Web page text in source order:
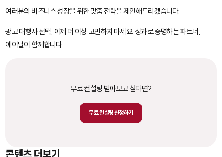
여러분의 비즈니스 성장을 위한 맞춤 전략을 제안해드리겠습니다.
광고 대행사 선택, 이제 더 이상 고민하지 마세요. 성과로 증명하는 파트너,
에이달이 함께합니다.
무료 컨설팅 받아보고 싶다면?
무료 컨설팅 신청하기
콘텐츠 더보기